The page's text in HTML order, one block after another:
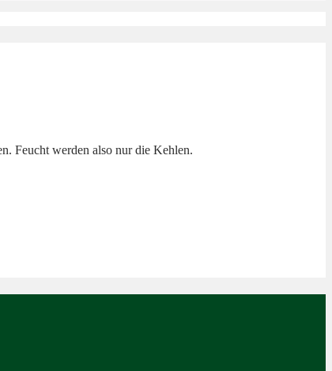
Feucht werden also nur die Kehlen.